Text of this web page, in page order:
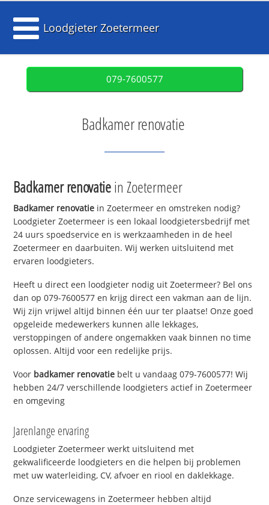
Loodgieter Zoetermeer
079-7600577
Badkamer renovatie
Badkamer renovatiein Zoetermeer
Badkamer renovatie in Zoetermeer en omstreken nodig?
Loodgieter Zoetermeer is een lokaal loodgietersbedrijf met
24 uurs spoedservice en is werkzaamheden in de heel
Zoetermeer en daarbuiten. Wij werken uitsluitend met
ervaren loodgieters.
Heeft u direct een loodgieter nodig uit Zoetermeer? Bel ons
dan op 079-7600577 en krijg direct een vakman aan de lijn.
Wij zijn vrijwel altijd binnen één uur ter plaatse! Onze goed
opgeleide medewerkers kunnen alle lekkages,
verstoppingen of andere ongemakken vaak binnen no time
oplossen. Altijd voor een redelijke prijs.
Voor badkamer renovatie belt u vandaag 079-7600577! Wij
hebben 24/7 verschillende loodgieters actief in Zoetermeer
en omgeving
Jarenlange ervaring
Loodgieter Zoetermeer werkt uitsluitend met
gekwalificeerde loodgieters en die helpen bij problemen
met uw waterleiding, CV, afvoer en riool en daklekkage.
Onze servicewagens in Zoetermeer hebben altijd